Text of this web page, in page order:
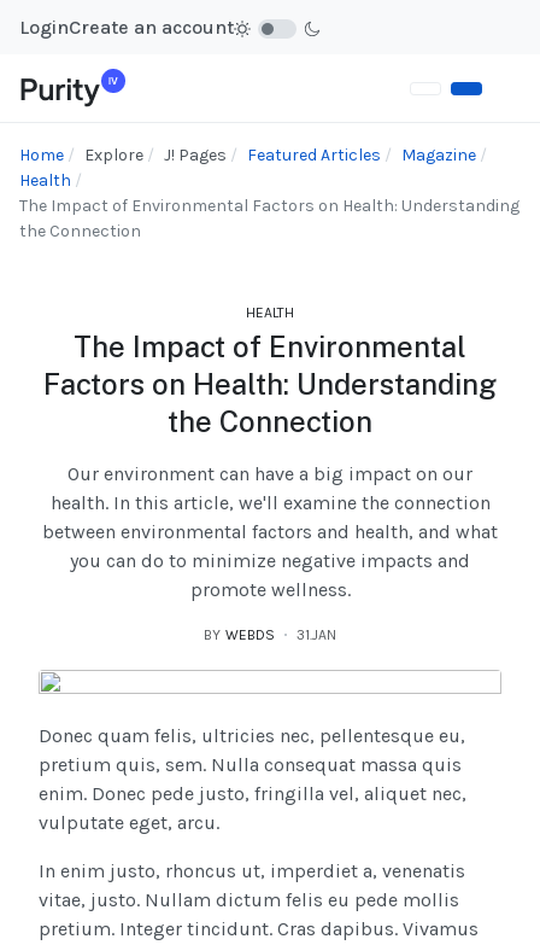
LoginCreate an account
Home Explore J! Pages Featured Articles
Magazine
Health
The Impact of Environmental Factors on Health: Understanding
the Connection
HEALTH
The Impact of Environmental
Factors on Health: Understanding
the Connection
Our environment can have a big impact on our
health. In this article, we'll examine the connection
between environmental factors and health, and what
you can do to minimize negative impacts and
promote wellness.
BY WEBDS 31.JAN
Donec quam felis, ultricies nec, pellentesque eu,
pretium quis, sem. Nulla consequat massa quis
enim. Donec pede justo, fringilla vel, aliquet nec,
vulputate eget, arcu.
In enim justo, rhoncus ut, imperdiet a, venenatis
vitae, justo. Nullam dictum felis eu pede mollis
pretium. Integer tincidunt. Cras dapibus. Vivamus